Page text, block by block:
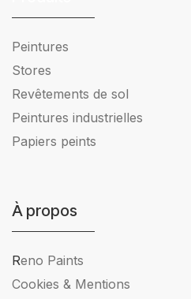
Peintures
Stores
Revêtements de sol
Peintures industrielles
Papiers peints
À propos
Reno Paints
Cookies & Mentions